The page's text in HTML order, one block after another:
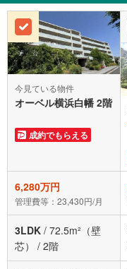
今見ている物件
オーベル横浜白幡 2階
成約でもらえる
6,280万円
管理費等：23,430円/月
3LDK / 72.5m²（壁
芯）
/ 2階